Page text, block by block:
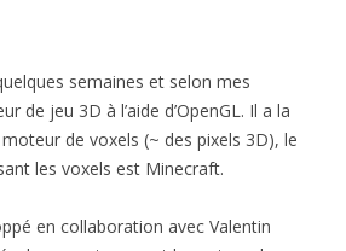
semaines et selon mes
de jeu 3D à l’aide d’OpenGL. Il a la
de voxels (~ des pixels 3D), le
les voxels est Minecraft.
en collaboration avec Valentin